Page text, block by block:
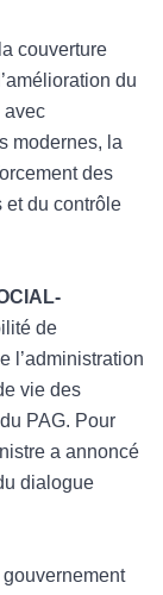
couverture
du
avec
modernes, la
des
et du contrôle
é de
l’administration
vie des
PAG. Pour
a annoncé
dialogue
gouvernement